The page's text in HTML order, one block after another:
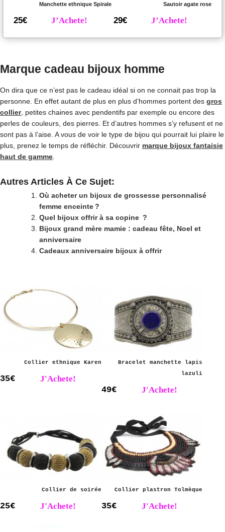
Manchette ethnique Spirale
25€ J’Achete!
Sautoir agate rose
29€ J’Achete!
Marque cadeau bijoux homme
On dira que ce n’est pas le cadeau idéal si on ne connait pas trop la
personne. En effet autant de plus en plus d’hommes portent des gros
collier, petites chaines avec pendentifs par exemple ou encore des
perles de couleurs, des pierres. Et d’autres hommes s’y refusent et ne
sont pas à l’aise. A vous de voir le type de bijou qui pourrait lui plaire le
plus, prenez le temps de réfléchir. Découvrir marque bijoux fantaisie
haut de gamme.
Autres Articles À Ce Sujet:
Où acheter un bijoux de grossesse personnalisé
femme enceinte ?
Quel bijoux offrir à sa copine ?
Bijoux grand mère mamie : cadeau fête, Noel et
anniversaire
Cadeaux anniversaire bijoux à offrir
Collier ethnique Karen
35€ J'Achete!
Bracelet manchette lapis
lazuli
49€ J'Achete!
Collier de soirée
25€ J'Achete!
Collier plastron Tolmèque
35€ J'Achete!